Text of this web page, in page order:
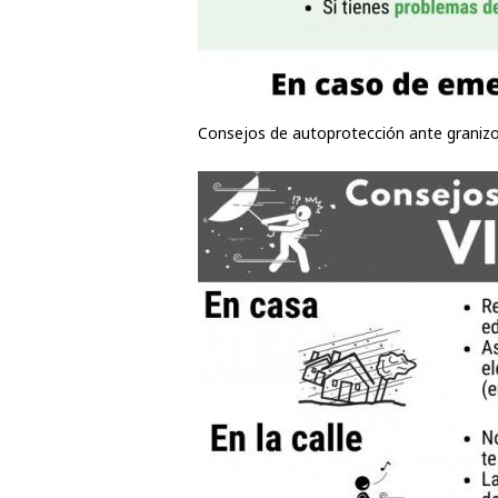
Consejos de autoprotección ante